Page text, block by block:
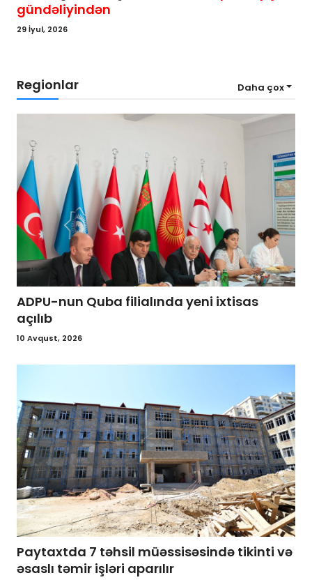
gündəliyindən
29 İyul, 2026
Regionlar Daha çox
ADPU-nun Quba filialında yeni ixtisas
açılıb
10 Avqust, 2026
Paytaxtda 7 təhsil müəssisəsində tikinti və
əsaslı təmir işləri aparılır